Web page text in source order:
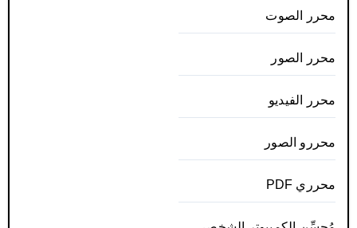
محرر الصوت
محرر الصور
محرر الفيديو
محررو الصور
محرري PDF